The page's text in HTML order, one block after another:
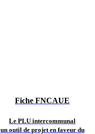
Fiche FNCAUE
Le PLU intercommunal
un outil de projet en faveur du